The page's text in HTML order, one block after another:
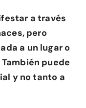
a través
pero
a un lugar o
puede
y no tanto a